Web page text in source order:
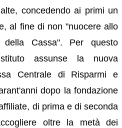
concedendo ai primi un
al fine di non "nuocere allo
della Cassa". Per questo
assunse la nuova
Centrale di Risparmi e
dopo la fondazione
di prima e di seconda
oltre la metà dei